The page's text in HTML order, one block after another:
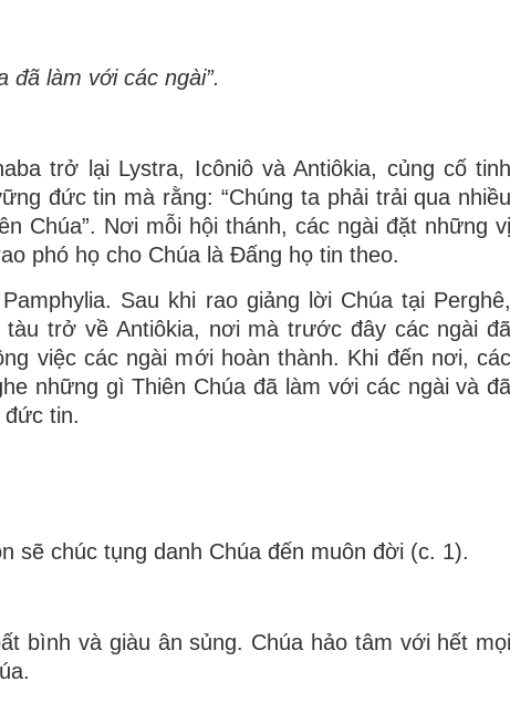
đã làm với các ngài”.
trở lại Lystra, Icôniô và Antiôkia, củng cố tinh
đức tin mà rằng: “Chúng ta phải trải qua nhiều
Chúa”. Nơi mỗi hội thánh, các ngài đặt những vị
phó họ cho Chúa là Ðấng họ tin theo.
Sau khi rao giảng lời Chúa tại Perghê,
trở về Antiôkia, nơi mà trước đây các ngài đã
việc các ngài mới hoàn thành. Khi đến nơi, các
những gì Thiên Chúa đã làm với các ngài và đã
đức tin.
sẽ chúc tụng danh Chúa đến muôn đời (c. 1).
bình và giàu ân sủng. Chúa hảo tâm với hết mọi